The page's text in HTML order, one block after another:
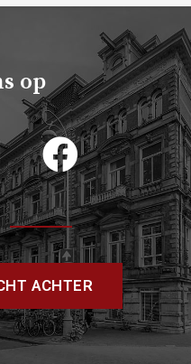
op
ACHTER